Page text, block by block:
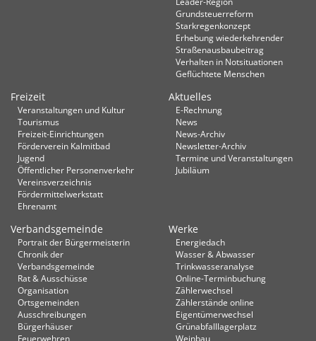
Grundsteuerreform
Starkregenkonzept
Erhebung wiederkehrender
Straßenausbaubeitrag
Verhalten in Not­situationen
Geflüchtete Menschen
Freizeit
Veranstaltungen und Kultur
Tourismus
Freizeit-Einrichtungen
Förderverein Kalmitbad
Jugend
Öffentlicher Personenverkehr
Vereinsverzeichnis
Fördermittelwerkstatt
Ehrenamt
Aktuelles
E-Rechnung
News
News-Archiv
Newsletter-Archiv
Termine und Veranstaltungen
Jubiläum
Verbandsgemeinde
Portrait der Bürgermeisterin
Chronik der
Verbandsgemeinde
Rat & Ausschüsse
Organisation
Ortsgemeinden
Ausschreibungen
Bürgerhäuser
Feuerwehren
Werke
Energiedach
Wasser & Abwasser
Trinkwasseranalyse
Online-Terminbuchung
Zählerwechsel
Zählerstände online
Eigentümerwechsel
Grünabfalllagerplatz
Weinbau